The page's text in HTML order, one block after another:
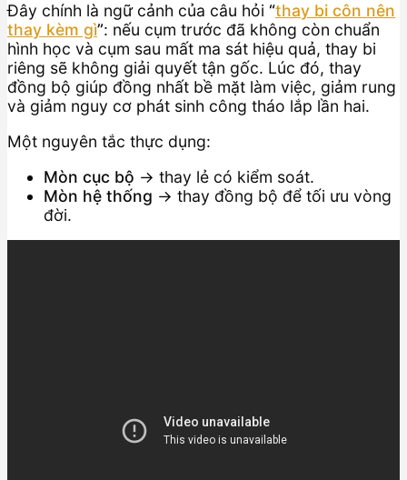
Đây chính là ngữ cảnh của câu hỏi “thay bi côn nên
thay kèm gì”: nếu cụm trước đã không còn chuẩn
hình học và cụm sau mất ma sát hiệu quả, thay bi
riêng sẽ không giải quyết tận gốc. Lúc đó, thay
đồng bộ giúp đồng nhất bề mặt làm việc, giảm rung
và giảm nguy cơ phát sinh công tháo lắp lần hai.
Một nguyên tắc thực dụng:
Mòn cục bộ → thay lẻ có kiểm soát.
Mòn hệ thống → thay đồng bộ để tối ưu vòng
đời.